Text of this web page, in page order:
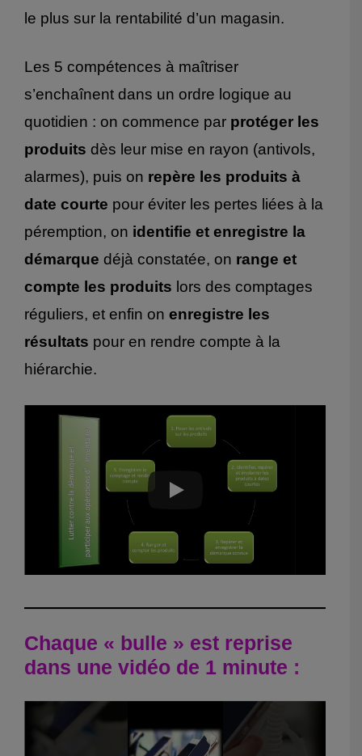
le plus sur la rentabilité d’un magasin.
Les 5 compétences à maîtriser
s’enchaînent dans un ordre logique au
quotidien : on commence par protéger les
produits dès leur mise en rayon (antivols,
alarmes), puis on repère les produits à
date courte pour éviter les pertes liées à la
péremption, on identifie et enregistre la
démarque déjà constatée, on range et
compte les produits lors des comptages
réguliers, et enfin on enregistre les
résultats pour en rendre compte à la
hiérarchie.
Chaque « bulle » est reprise
dans une vidéo de 1 minute :